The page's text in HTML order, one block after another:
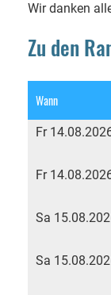
Wir danken
Zu den
Wann
Fr
Fr
Sa
Sa